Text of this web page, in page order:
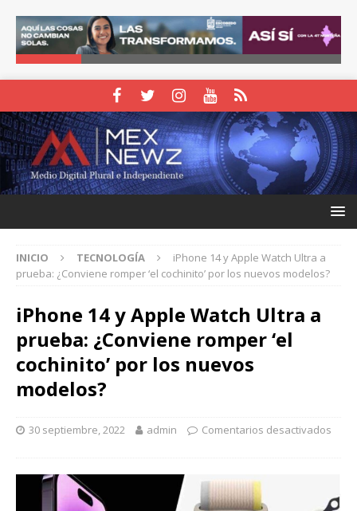
INICIO TECNOLOGÍA
iPhone 14 y Apple Watch Ultra a
prueba: ¿Conviene romper ‘el cochinito’ por los nuevos modelos?
iPhone 14 y Apple Watch Ultra a
prueba: ¿Conviene romper ‘el
cochinito’ por los nuevos
modelos?
30 septiembre, 2022 admin Comentarios desactivados